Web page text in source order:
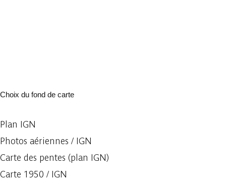
Choix du fond de carte
Plan IGN
Photos aériennes / IGN
Carte des pentes (plan IGN)
Carte 1950 / IGN